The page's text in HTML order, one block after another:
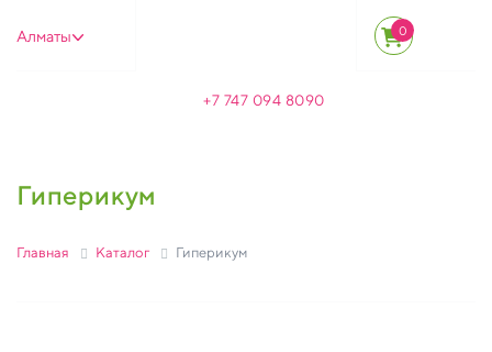
Алматы 0
+7 747 094 8090
Гиперикум
Главная Каталог Гиперикум